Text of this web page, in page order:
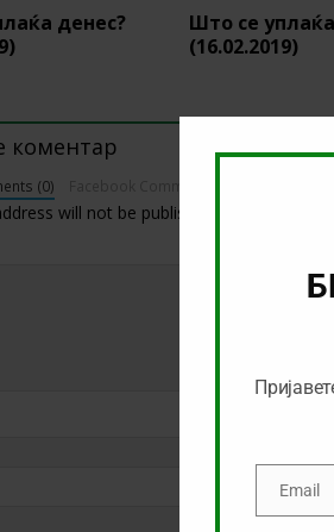
денес?
Што се
(16.02.2019)
коментар
(0)
will not be published.
EmailEmail